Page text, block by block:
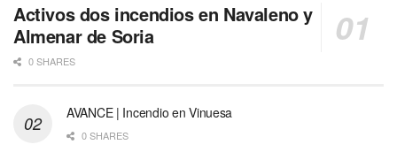
Activos dos incendios en Navaleno y
Almenar de Soria
0 SHARES
AVANCE | Incendio en Vinuesa
0 SHARES